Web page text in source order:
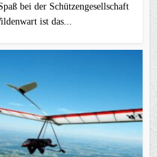
bei der Schützengesellschaft
ist das...